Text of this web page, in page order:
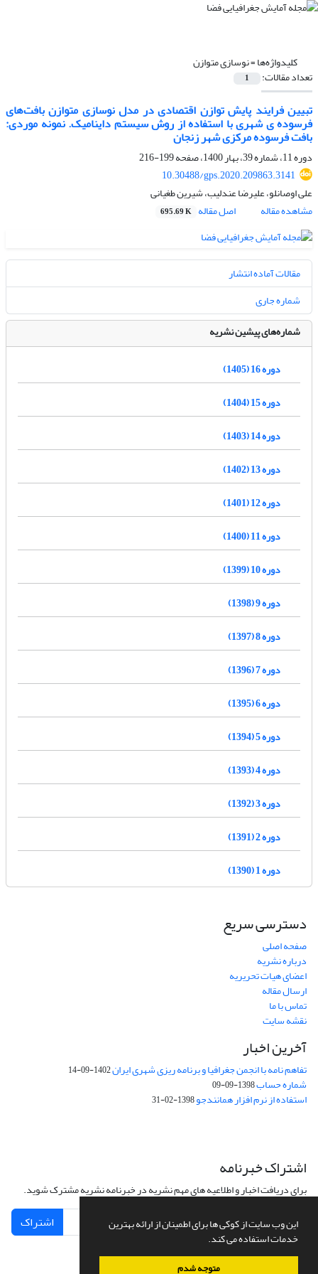
این وب سایت از کوکی ها برای اطمینان از ارائه بهترین
خدمات استفاده می کند.
متوجه شدم
کلیدواژه‌ها =نوسازی متوازن
تعداد مقالات: 1
تبیین فرایند پایش توازن اقتصادی در مدل نوسازی متوازن بافت‌های
فرسوده ی شهری با استفاده از روش سیستم داینامیک. نمونه موردی:
بافت فرسوده مرکزی شهر زنجان
دوره 11، شماره 39، بهار 1400، صفحه
199-216
10.30488/gps.2020.209863.3141
علی اوصانلو، علیرضا عندلیب، شیرین طغیانی
مشاهده مقاله
اصل مقاله 695.69 K
مقالات آماده انتشار
شماره جاری
شماره‌های پیشین نشریه
دوره 16 (1405)
دوره 15 (1404)
دوره 14 (1403)
دوره 13 (1402)
دوره 12 (1401)
دوره 11 (1400)
دوره 10 (1399)
دوره 9 (1398)
دوره 8 (1397)
دوره 7 (1396)
دوره 6 (1395)
دوره 5 (1394)
دوره 4 (1393)
دوره 3 (1392)
دوره 2 (1391)
دوره 1 (1390)
دسترسی سریع
صفحه اصلی
درباره نشریه
اعضای هیات تحریریه
ارسال مقاله
تماس با ما
نقشه سایت
آخرین اخبار
تفاهم نامه با انجمن جغرافیا و برنامه ریزی شهری ایران1402-09-14
شماره حساب1398-09-09
استفاده از نرم افزار همانندجو1398-02-31
اشتراک خبرنامه
برای دریافت اخبار و اطلاعیه های مهم نشریه در خبرنامه نشریه مشترک شوید.
اشتراک